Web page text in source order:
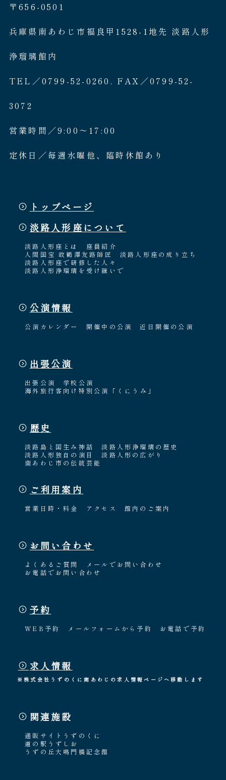
〒656-0501
兵庫県南あわじ市福良甲1528-1地先 淡路人形
浄瑠璃館内
TEL／0799-52-0260. FAX／0799-52-
3072
営業時間／9:00〜17:00
定休日／毎週水曜他、臨時休館あり
トップページ
淡路人形座について
淡路人形座とは
座員紹介
人間国宝 故鶴澤友路師匠
淡路人形座の成り立ち
淡路人形座で研修した人々
淡路人形浄瑠璃を受け継いで
公演情報
公演カレンダー 開催中の公演 近日開催の公演
出張公演
出張公演
学校公演
海外旅行客向け特別公演「くにうみ」
歴史
淡路島と国生み神話
淡路人形浄瑠璃の歴史
淡路人形独自の演目
淡路人形の広がり
南あわじ市の伝統芸能
ご利用案内
営業日時・料金 アクセス 館内のご案内
お問い合わせ
よくあるご質問
メールでお問い合わせ
お電話でお問い合わせ
予約
WEB予約 メールフォームから予約 お電話で予約
求人情報
※株式会社うずのくに南あわじの求人情報ページへ移動します
関連施設
通販サイトうずのくに
道の駅うずしお
うずの丘大鳴門橋記念館